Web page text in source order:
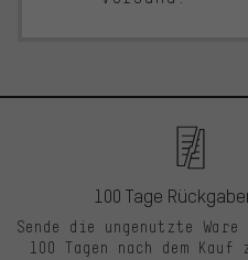
100 Tage
Sende die ungenutzte
100 Tagen nach dem Kauf